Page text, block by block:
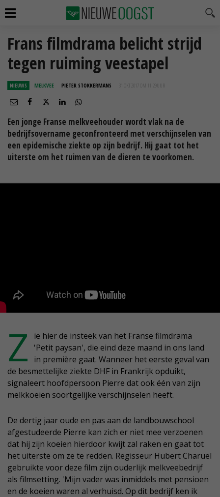
Frans filmdrama belicht strijd
tegen ruiming veestapel
NIEUWS MELKVEE PIETER STOKKERMANS 31 OKT 2017 OM 11:29
Een jonge Franse melkveehouder wordt vlak na de
bedrijfsovername geconfronteerd met verschijnselen van
een epidemische ziekte op zijn bedrijf. Hij gaat tot het
uiterste om het ruimen van de dieren te voorkomen.
Z
ie hier de insteek van het Franse filmdrama
'Petit paysan', die eind deze maand in ons land
in première gaat. Wanneer het eerste geval van
de besmettelijke ziekte DHF in Frankrijk opduikt,
signaleert hoofdpersoon Pierre dat ook één van zijn
melkkoeien soortgelijke verschijnselen heeft.
De dertig jaar oude en pas aan de landbouwschool
afgestudeerde Pierre kan zich er niet mee verzoenen
dat hij zijn koeien hierdoor kwijt zal raken en gaat tot
het uiterste om ze te redden. Regisseur Hubert Charuel
gebruikte voor deze film zijn ouderlijk melkveebedrijf
als filmsetting. 'Mijn vader was inmiddels met pensioen
en de koeien waren al verhuisd. Op dit bedrijf ken ik